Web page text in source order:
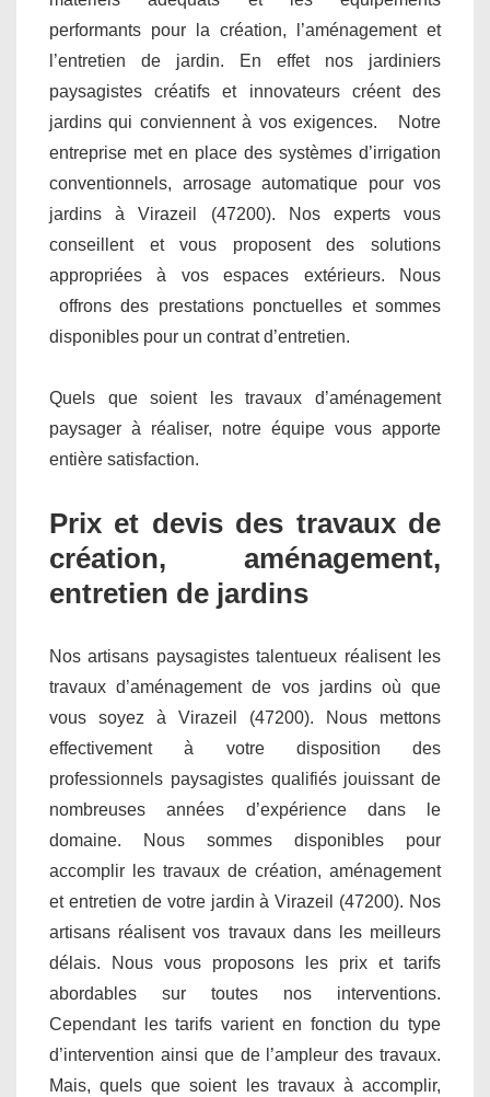
performants pour la création, l’aménagement et
l’entretien de jardin. En effet nos jardiniers
paysagistes créatifs et innovateurs créent des
jardins qui conviennent à vos exigences. Notre
entreprise met en place des systèmes d’irrigation
conventionnels, arrosage automatique pour vos
jardins à Virazeil (47200). Nos experts vous
conseillent et vous proposent des solutions
appropriées à vos espaces extérieurs. Nous
offrons des prestations ponctuelles et sommes
disponibles pour un contrat d’entretien.
Quels que soient les travaux d’aménagement
paysager à réaliser, notre équipe vous apporte
entière satisfaction.
Prix et devis des travaux de
création, aménagement,
entretien de jardins
Nos artisans paysagistes talentueux réalisent les
travaux d’aménagement de vos jardins où que
vous soyez à Virazeil (47200). Nous mettons
effectivement à votre disposition des
professionnels paysagistes qualifiés jouissant de
nombreuses années d’expérience dans le
domaine. Nous sommes disponibles pour
accomplir les travaux de création, aménagement
et entretien de votre jardin à Virazeil (47200). Nos
artisans réalisent vos travaux dans les meilleurs
délais. Nous vous proposons les prix et tarifs
abordables sur toutes nos interventions.
Cependant les tarifs varient en fonction du type
d’intervention ainsi que de l’ampleur des travaux.
Mais, quels que soient les travaux à accomplir,